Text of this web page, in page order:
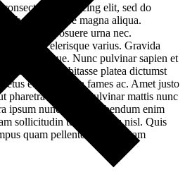
adipiscing elit, sed do
labore et dolore magna aliqua.
posuere urna nec.
feugiat scelerisque varius. Gravida
auctor neque. Nunc pulvinar sapien et
proin. Hac habitasse platea dictumst
et malesuada fames ac. Amet justo
pharetra sit amet. Pulvinar mattis nunc
ipsum nunc aliquet bibendum enim
sollicitudin tempor id eu nisl. Quis
quam pellentesque nec nam